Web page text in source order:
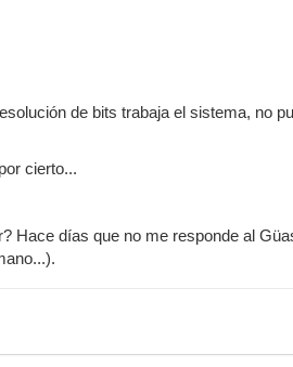
de bits trabaja el sistema, no
cierto...
Hace días que no me responde al